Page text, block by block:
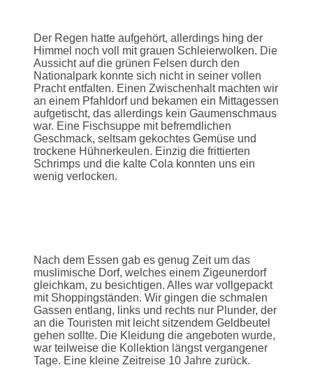
Der Regen hatte aufgehört, allerdings hing der
Himmel noch voll mit grauen Schleierwolken. Die
Aussicht auf die grünen Felsen durch den
Nationalpark konnte sich nicht in seiner vollen
Pracht entfalten. Einen Zwischenhalt machten wir
an einem Pfahldorf und bekamen ein Mittagessen
aufgetischt, das allerdings kein Gaumenschmaus
war. Eine Fischsuppe mit befremdlichen
Geschmack, seltsam gekochtes Gemüse und
trockene Hühnerkeulen. Einzig die frittierten
Schrimps und die kalte Cola konnten uns ein
wenig verlocken.
Nach dem Essen gab es genug Zeit um das
muslimische Dorf, welches einem Zigeunerdorf
gleichkam, zu besichtigen. Alles war vollgepackt
mit Shoppingständen. Wir gingen die schmalen
Gassen entlang, links und rechts nur Plunder, der
an die Touristen mit leicht sitzendem Geldbeutel
gehen sollte. Die Kleidung die angeboten wurde,
war teilweise die Kollektion längst vergangener
Tage. Eine kleine Zeitreise 10 Jahre zurück.